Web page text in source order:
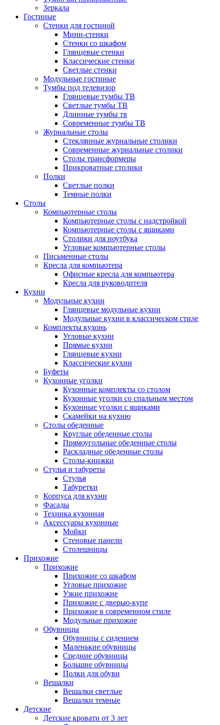
Зеркала
Гостиные
Стенки для гостиной
Мини-стенки
Стенки со шкафом
Глянцевые стенки
Классические стенки
Светлые стенки
Модульные гостиные
Тумбы под телевизор
Глянцевые тумбы ТВ
Светлые тумбы ТВ
Длинные тумбы тв
Современные тумбы ТВ
Журнальные столы
Стеклянные журнальные столики
Современные журнальные столики
Столы трансформеры
Прикроватные столики
Полки
Светлые полки
Темные полки
Столы
Компьютерные столы
Компьютерные столы с надстройкой
Компьютерные столы с ящиками
Столики для ноутбука
Угловые компьютерные столы
Письменные столы
Кресла для компьютера
Офисные кресла для компьютера
Кресла для руководителя
Кухни
Модульные кухни
Глянцевые модульные кухни
Модульные кухни в классическом стиле
Комплекты кухонь
Угловые кухни
Прямые кухни
Глянцевые кухни
Классические кухни
Буфеты
Кухонные уголки
Кухонные комплекты со столом
Кухонные уголки со спальным местом
Кухонные уголки с ящиками
Скамейки на кухню
Столы обеденные
Круглые обеденные столы
Прямоугольные обеденные столы
Раскладные обеденные столы
Столы-книжки
Стулья и табуреты
Стулья
Табуретки
Корпуса для кухни
Фасады
Техника кухонная
Аксессуары кухонные
Мойки
Стеновые панели
Столешницы
Прихожие
Прихожие
Прихожие со шкафом
Угловые прихожие
Узкие прихожие
Прихожие с дверью-купе
Прихожие в современном стиле
Модульные прихожие
Обувницы
Обувницы с сидением
Маленькие обувницы
Средние обувницы
Большие обувницы
Полки для обуви
Вешалки
Вешалки светлые
Вешалки темные
Детские
Детские кровати от 3 лет